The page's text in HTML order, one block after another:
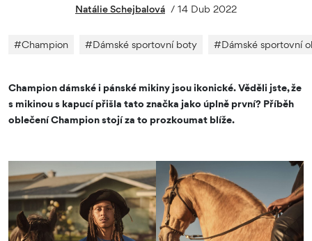
Natálie Schejbalová / 14 Dub 2022
#Champion #Dámské sportovní boty #Dámské sportovní
Champion dámské i pánské mikiny jsou ikonické. Věděli jste, že
s mikinou s kapucí přišla tato značka jako úplně první? Příběh
oblečení Champion stojí za to prozkoumat blíže.